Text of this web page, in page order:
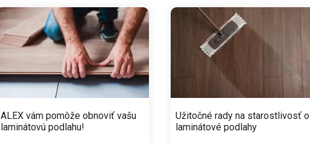
ALEX vám pomôže obnoviť vašu
laminátovú podlahu!
Užitočné rady na starostlivosť o
laminátové podlahy